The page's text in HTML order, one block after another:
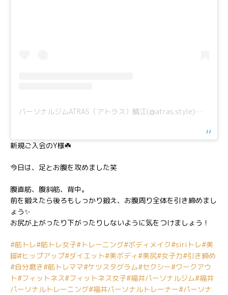
パーソナルジムATRAS（アトラス）鯖江(@atras.style)がシェアした投稿
新規ご入会のY様☘️
今日は、足とお腹を攻めました笑
腹直筋、腹斜筋、背中。
前を鍛えたら後ろもしっかり鍛え、お腹周り全体を引き締めまし
ょう✨
お尻が上がったり下がったりしないように気をつけましょう！
#筋トレ#筋トレ女子#トレーニング#ボディメイク#siriトレ#美
脚#ヒップアップ#ダイエット#美ボディ#美尻#女子力#引き締め
#自分磨き#筋トレママ#ケツスタグラム#セクシー#ワークアウ
ト#フィットネス#フィットネス女子#福井パーソナルジム#福井
パーソナルトレーニング#福井パーソナルトレーナー#パーソナ